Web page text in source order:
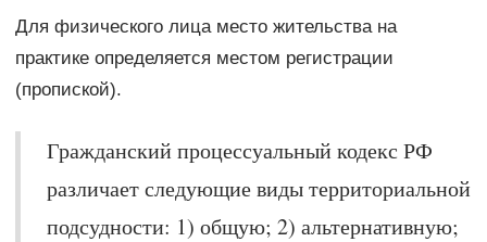
Для физического лица место жительства на
практике определяется местом регистрации
(пропиской).
Гражданский процессуальный кодекс РФ
различает следующие виды территориальной
подсудности: 1) общую; 2) альтернативную;